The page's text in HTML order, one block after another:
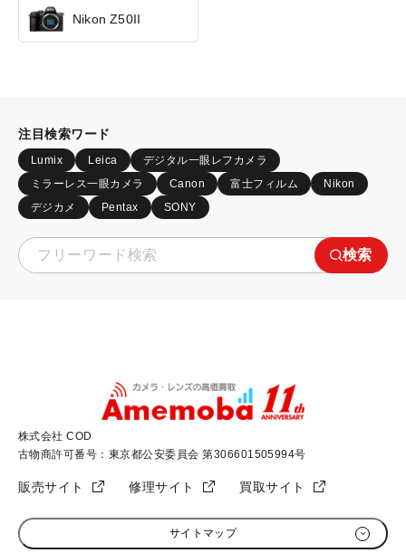
Nikon Z50II
注目検索ワード
Lumix Leica
デジタル一眼レフカメラ
ミラーレス一眼カメラ
Canon 富士フィルム
Nikon
デジカメ
Pentax SONY
検索
株式会社 COD
古物商許可番号：東京都公安委員会 第306601505994号
販売サイト 修理サイト 買取サイト
サイトマップ